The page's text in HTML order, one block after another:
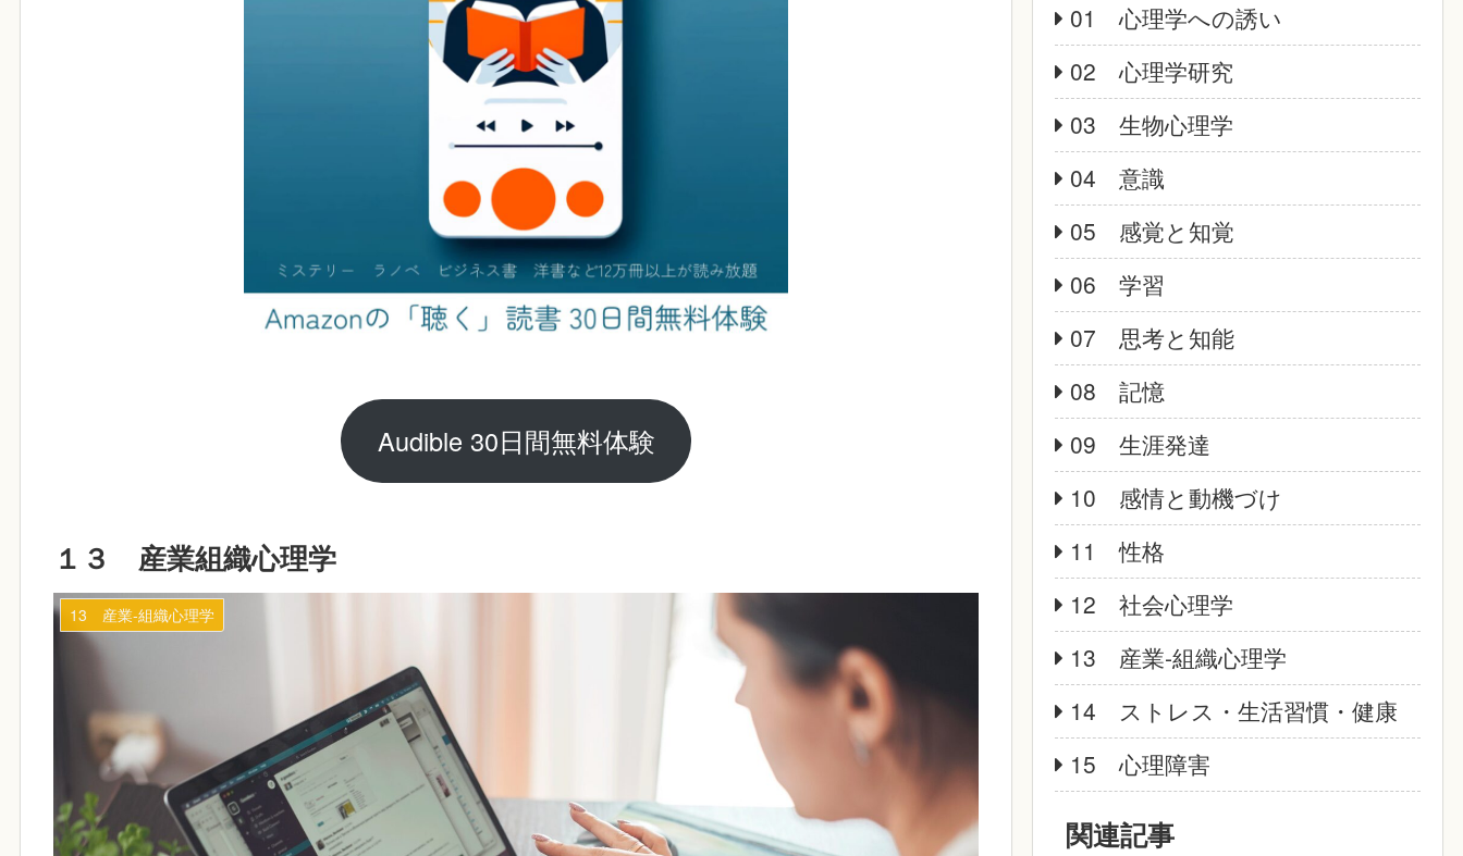
Audible 30日間無料体験
１３ 産業組織心理学
13 産業‐組織心理学
01 心理学への誘い
02 心理学研究
03 生物心理学
04 意識
05 感覚と知覚
06 学習
07 思考と知能
08 記憶
09 生涯発達
10 感情と動機づけ
11 性格
12 社会心理学
13 産業‐組織心理学
14 ストレス・生活習慣・健康
15 心理障害
関連記事